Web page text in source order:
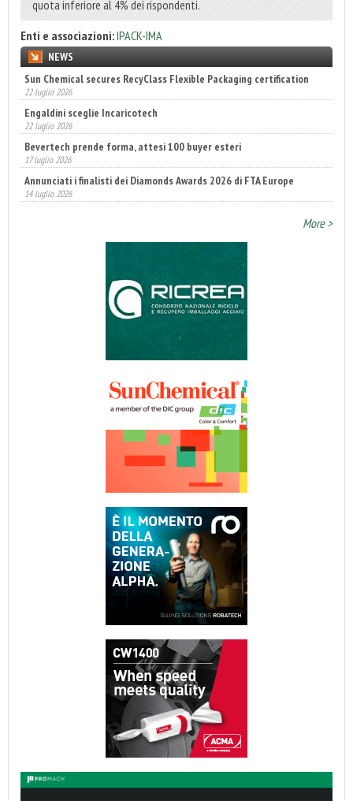
quota inferiore al 4% dei rispondenti.
Enti e associazioni:IPACK-IMA
NEWS
Sun Chemical secures RecyClass Flexible Packaging certification
22 luglio 2026
Engaldini sceglie Incaricotech
22 luglio 2026
Bevertech prende forma, attesi 100 buyer esteri
17 luglio 2026
Annunciati i finalisti dei Diamonds Awards 2026 di FTA Europe
14 luglio 2026
More >